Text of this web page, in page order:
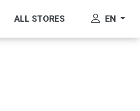
ALL STORES EN